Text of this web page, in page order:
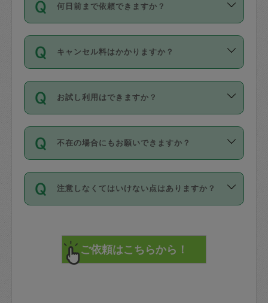
時間も被らない場合、損害保険の対象外
社員など様々なバックグラウンドの方が
登録しています。
日本語も話せる方など様々です。
ールに記載していますので、各自の得意
を依頼してください。
確認しています。タスカジさんトレーニ
ング動画を使ったセルフトレーニングの
現場トライアルを受け、合格したタスカ
ジさんが活動されています。
※テストセンターの講評は１件目のレビュ
参考
【詳細】タスカジさんの登録に際
を通して成立した作業時間内での作業に
適用されます。作業範囲は、掃除、洗
です。作業中に物を壊したり、人にけが
をさせたりした場合が対象で、補償金額
す。
写真を撮り、
詳細FAQ：
損害賠償保険について教えて
何日前まで依頼できますか？
ご依頼は、現在を起点に3日後（72時間
以降）の日時から受付可能となっていま
す。
タスカジさんへ「募集」をかけることが
可能です。
キャンセル料はかかりますか？
キャンセル料には、以下の2種類がありま
す。
1. 直前キャンセル（定期、スポット契約
共通）
72時間を超える※と、以下のキャンセル
料が発生します。
直前キャンセル料：
72時間前〜24時間前＝依頼料金の50%
お試し利用はできますか？
「お試し利用」というメニューはありま
せんが、「一回のみ」依頼を活用するこ
とによって、気に入ったタスカジさんを
まず、条件の合う気になるタスカジさ
みてください。
その後、一番気に入ったタスカジさんに
不在の場合にもお願いできますか？
不在の場合の作業はタスカジさんの同意
が必要です。数回の依頼ののち、タスカ
ジさんと依頼者の間で十分な信頼関係が
てください。
不在時に部屋に入るためにタスカジさん
注意しなくてはいけない点はありますか？
で、必ず鍵のかかるロッカーや金庫に入
れて依頼者の責任の元管理するよう心掛
けてください。